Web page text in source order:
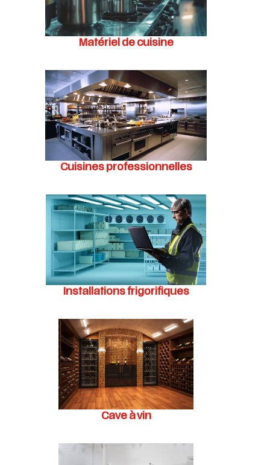
Matériel de cuisine
Cuisines professionnelles
Installations frigorifiques
Cave à vin